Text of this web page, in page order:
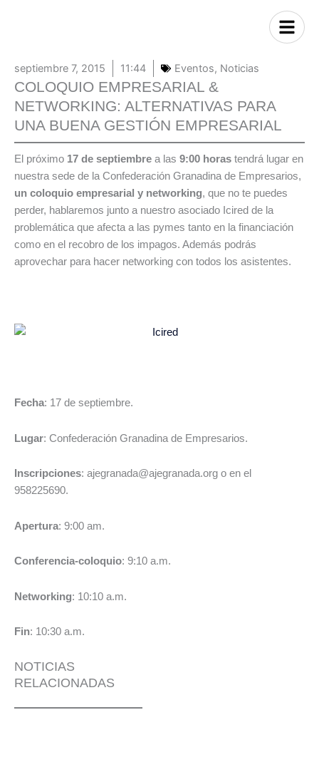
septiembre 7, 2015 11:44 Eventos, Noticias
COLOQUIO EMPRESARIAL &
NETWORKING: ALTERNATIVAS PARA
UNA BUENA GESTIÓN EMPRESARIAL
El próximo 17 de septiembre a las 9:00 horas tendrá lugar en
nuestra sede de la Confederación Granadina de Empresarios,
un coloquio empresarial y networking, que no te puedes
perder, hablaremos junto a nuestro asociado Icired de la
problemática que afecta a las pymes tanto en la financiación
como en el recobro de los impagos. Además podrás
aprovechar para hacer networking con todos los asistentes.
Fecha: 17 de septiembre.
Lugar: Confederación Granadina de Empresarios.
Inscripciones: ajegranada@ajegranada.org o en el
958225690.
Apertura: 9:00 am.
Conferencia-coloquio: 9:10 a.m.
Networking: 10:10 a.m.
Fin: 10:30 a.m.
NOTICIAS
RELACIONADAS